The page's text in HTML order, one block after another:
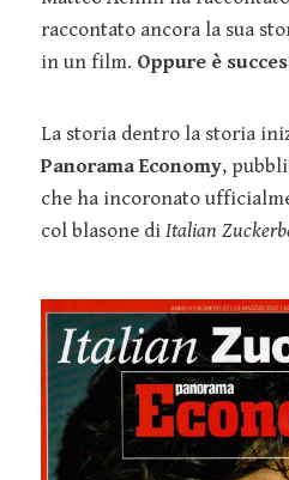
raccontato ancora la sua
in un film. Oppure è
La storia dentro la storia
Panorama Economy,
che ha incoronato
col blasone di Italian